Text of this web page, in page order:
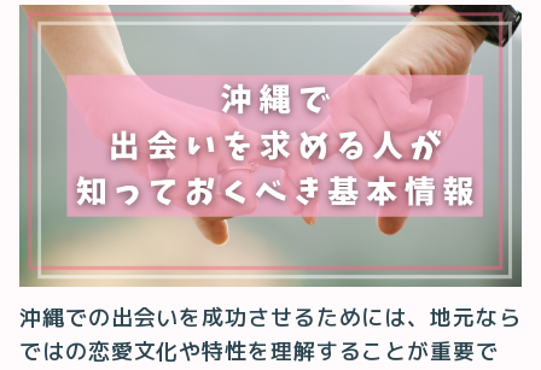
沖縄での出会いを成功させるためには、地元なら
ではの恋愛文化や特性を理解することが重要で